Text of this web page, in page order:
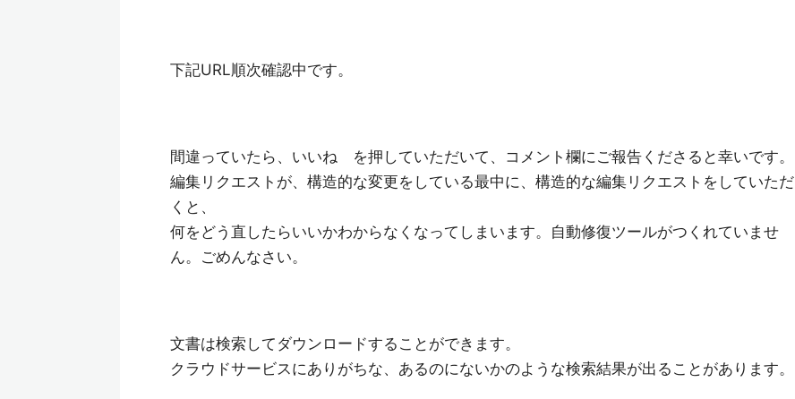
下記URL順次確認中です。
間違っていたら、いいね を押していただいて、コメント欄にご報告くださると幸いです。
編集リクエストが、構造的な変更をしている最中に、構造的な編集リクエストをしていただ
くと、
何をどう直したらいいかわからなくなってしまいます。自動修復ツールがつくれていませ
ん。ごめんなさい。
文書は検索してダウンロードすることができます。
クラウドサービスにありがちな、あるのにないかのような検索結果が出ることがあります。